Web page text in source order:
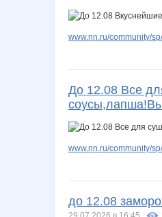
www.nn.ru/community/
До 12.08 Все
www.nn.ru/community/
до 12.08